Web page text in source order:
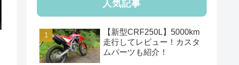
人気記事
【新型CRF250L】5000km
走行してレビュー！カスタ
ムパーツも紹介！